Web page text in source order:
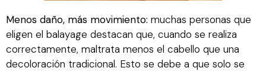
Menos daño, más movimiento: muchas personas que
eligen el balayage destacan que, cuando se realiza
correctamente, maltrata menos el cabello que una
decoloración tradicional. Esto se debe a que solo se